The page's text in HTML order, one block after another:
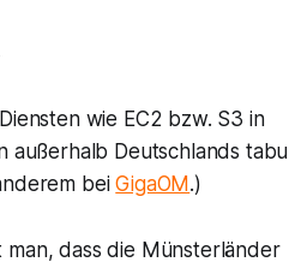
wie EC2 bzw. S3 in
außerhalb Deutschlands tabu
beiGigaOM.)
man, dass die Münsterländer